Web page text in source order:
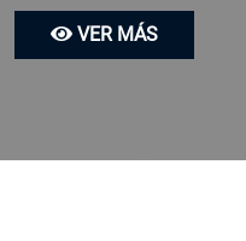
VER MÁS